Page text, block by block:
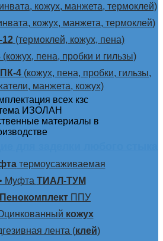
кожух, манжета, термоклей)
кожух, манжета, термоклей)
(термоклей, кожух, пена)
(кожух, пена, пробки и гильзы)
4 (кожух, пена, пробки, гильзы,
манжета, кожух)
термоусаживаемая
Муфта ТИАЛ-ТУМ
Пенокомплект ППУ
кожух
лента (клей)